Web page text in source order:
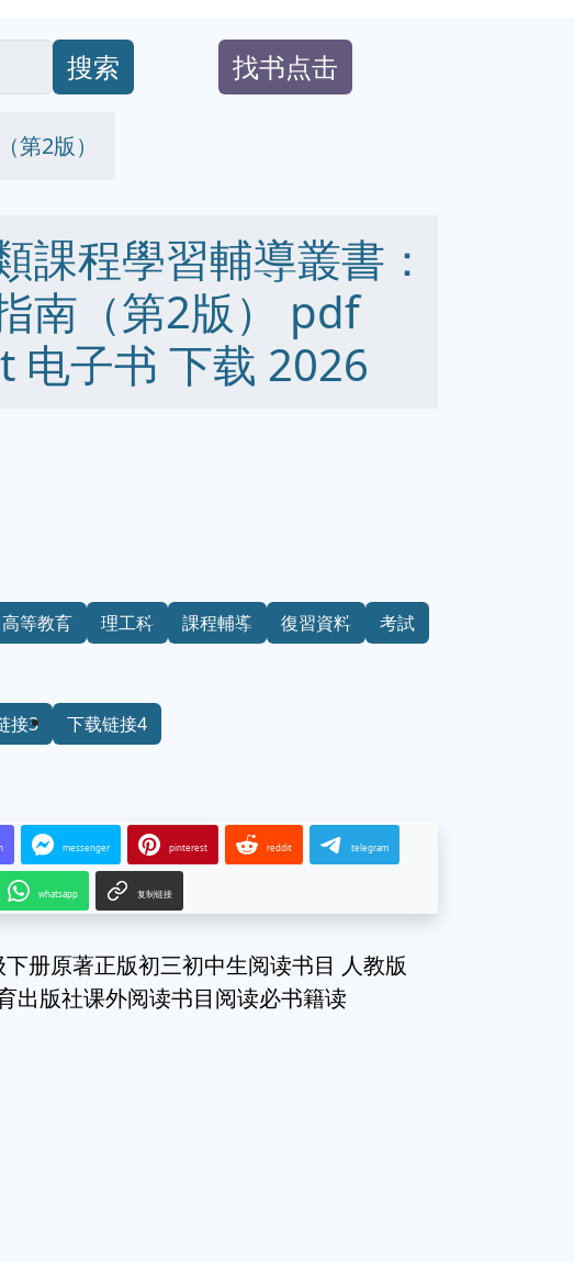
搜索 找书点击
第2版）
課程學習輔導叢書：
南（第2版） pdf
子书 下载 2026
高等教育 理工科 課程輔導 復習資料
考試
接3 下载链接4
messenger pinterest reddit telegram
whatsapp 复制链接
册原著正版初三初中生阅读书目 人教版
出版社课外阅读书目阅读必书籍读